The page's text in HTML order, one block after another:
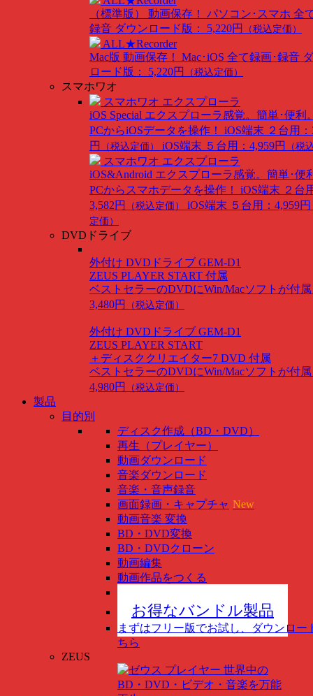
（標準版） 動画保存！ パソコン･スマホ 全
録音 ダウンロード版： 5,220円 （税込定価）
ALL★Recorder
Mac版 動画保存！ Mac･iOS 全て録画･録音
ロード版： 5,220円
（税込定価）
スマホワオ
スマホワオ エクスプローラ
iOS Special エクスプローラ感覚。簡単･便利
PCからiOSデータを操作！ iOS端末 ２台用：
円
（税込定価） iOS端末 ５台用：4,959円 （税
スマホワオ エクスプローラ
iOS&Android エクスプローラ感覚。簡単･便
PCからスマホデータを操作！ iOS端末 ２台
3,582円
（税込定価） iOS端末 ５台用：4,959円
定価）
DVDドライブ
外付け DVDドライブ GEM-D1
ZEUS PLAYER START 付属
ベストセラーのDVDにWin/Macソフトが付
3,480円
（税込定価）
外付け DVDドライブ GEM-D1
ZEUS PLAYER START
＋ディスククリエイター7 DVD 付属
ベストセラーのDVDにWin/Macソフトが付
4,980円
（税込定価）
製品
目的別
ディスク作成（BD・DVD）
再生（プレイヤー）
動画ダウンロード
音楽ダウンロード
音楽・音声録音
画面録画・キャプチャ New
動画音楽 変換
BD・DVD変換
BD・DVDクローン
動画編集
動画作品をつくる
お得なバンドル製品
まずはフリー版でお試し、ダウンロー
ちら
ZEUS